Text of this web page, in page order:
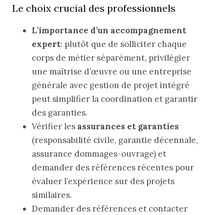
Le choix crucial des professionnels
L’importance d’un accompagnement
expert: plutôt que de solliciter chaque
corps de métier séparément, privilégier
une maîtrise d’œuvre ou une entreprise
générale avec gestion de projet intégré
peut simplifier la coordination et garantir
des garanties.
Vérifier les assurances et garanties
(responsabilité civile, garantie décennale,
assurance dommages-ouvrage) et
demander des références récentes pour
évaluer l’expérience sur des projets
similaires.
Demander des références et contacter